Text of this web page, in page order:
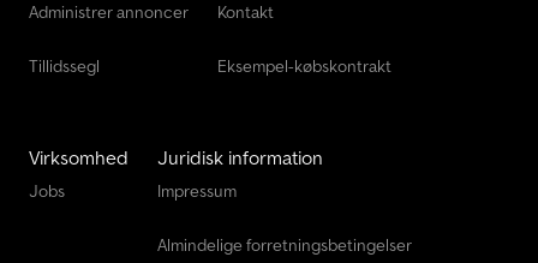
Administrer annoncer
Tillidssegl
Kontakt
Eksempel-købskontrakt
Virksomhed
Jobs
Juridisk information
Impressum
Almindelige forretningsbetingelser